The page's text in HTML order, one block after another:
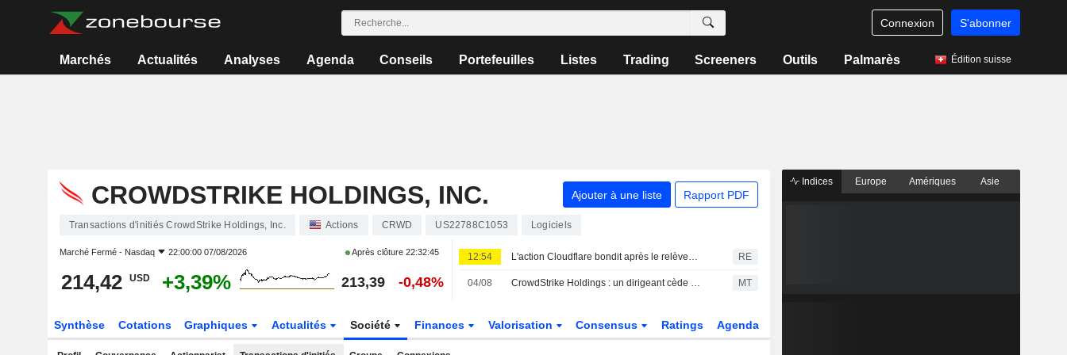
Connexion S'abonner
Marchés Actualités Analyses Agenda Conseils Portefeuilles Listes Trading Screeners Outils Palmarès Édition suisse
CROWDSTRIKE HOLDINGS, INC. Ajouter à une liste Rapport PDF
Transactions d'initiés CrowdStrike Holdings, Inc. Actions CRWD US22788C1053 Logiciels
Marché Fermé - Nasdaq 22:00:00 07/08/2026 Après clôture22:32:45
214,42 USD +3,39% 213,39 -0,48%
12:54 L'action Cloudflare bondit après le relèvement de ses prévisions, porté par les dépenses liées à l'IA RE
04/08 CrowdStrike Holdings : un dirigeant cède des actions pour un montant de 3 710 729 $, selon un récent document de la SEC MT
Synthèse Cotations Graphiques Actualités Société Finances Valorisation Consensus Ratings Agenda
Indices Europe Amériques Asie